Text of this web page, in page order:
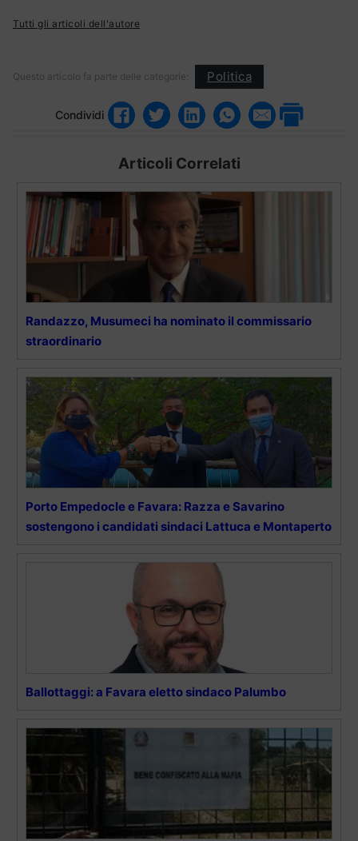
Tutti gli articoli dell'autore
Questo articolo fa parte delle categorie: Politica
Condividi
Articoli Correlati
Randazzo, Musumeci ha nominato il commissario
straordinario
Porto Empedocle e Favara: Razza e Savarino
sostengono i candidati sindaci Lattuca e Montaperto
Ballottaggi: a Favara eletto sindaco Palumbo